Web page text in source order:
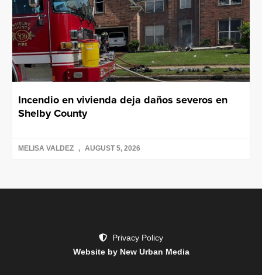
Incendio en vivienda deja daños severos en
Shelby County
MELISA VALDEZ AUGUST 5, 2026
Privacy Policy
Website by New Urban Media